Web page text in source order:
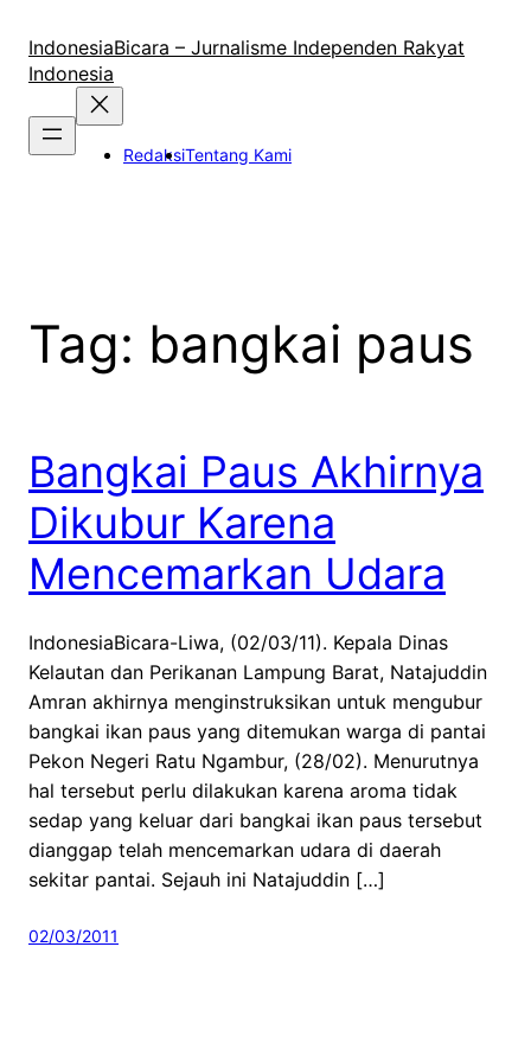
konten
IndonesiaBicara – Jurnalisme Independen Rakyat
Indonesia
RedaksiTentang Kami
Tag: bangkai paus
Bangkai Paus Akhirnya
Dikubur Karena
Mencemarkan Udara
IndonesiaBicara-Liwa, (02/03/11). Kepala Dinas
Kelautan dan Perikanan Lampung Barat, Natajuddin
Amran akhirnya menginstruksikan untuk mengubur
bangkai ikan paus yang ditemukan warga di pantai
Pekon Negeri Ratu Ngambur, (28/02). Menurutnya
hal tersebut perlu dilakukan karena aroma tidak
sedap yang keluar dari bangkai ikan paus tersebut
dianggap telah mencemarkan udara di daerah
sekitar pantai. Sejauh ini Natajuddin […]
02/03/2011